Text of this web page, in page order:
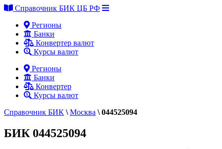
Справочник БИК ЦБ РФ
Регионы
Банки
Конвертер валют
Курсы валют
Регионы
Банки
Конвертер
Курсы валют
Справочник БИК \ Москва \ 044525094
БИК 044525094